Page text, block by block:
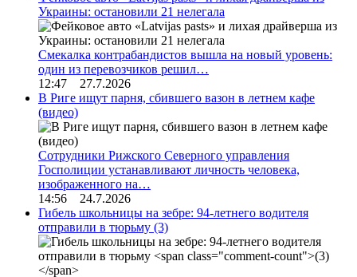
Украины: остановили 21 нелегала
Смекалка контрабандистов вышла на новый уровень:
один из перевозчиков решил…
12:47 27.7.2026
В Риге ищут парня, сбившего вазон в летнем кафе
(видео)
Сотрудники Рижского Северного управления
Госполиции устанавливают личность человека,
изображенного на…
14:56 24.7.2026
Гибель школьницы на зебре: 94-летнего водителя
отправили в тюрьму (3)